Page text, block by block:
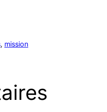
, mission